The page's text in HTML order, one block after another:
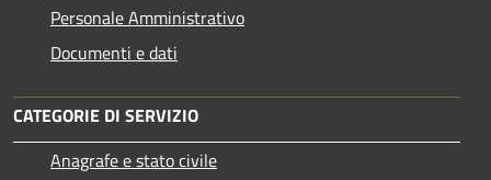
Personale Amministrativo
Documenti e dati
CATEGORIE DI SERVIZIO
Anagrafe e stato civile